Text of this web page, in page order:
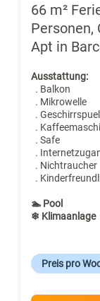
66 m²
Personen,
Apt in
Ausstattung:
. Balkon
. Mikrowelle
.
.
. Safe
.
. Nichtraucher
.
🏊 Pool
❄ Klimaanlage
Preis pro